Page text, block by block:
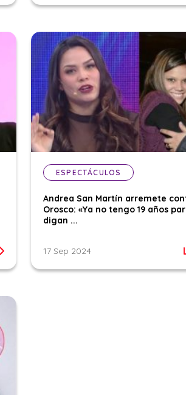
ESPECTÁCULOS
Andrea San Martín arremete
Orosco: «Ya no tengo 19 años
digan ...
17 Sep 2024